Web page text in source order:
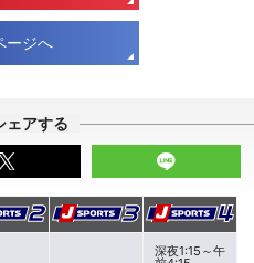
ージへ
ェアする
深夜1:15～午